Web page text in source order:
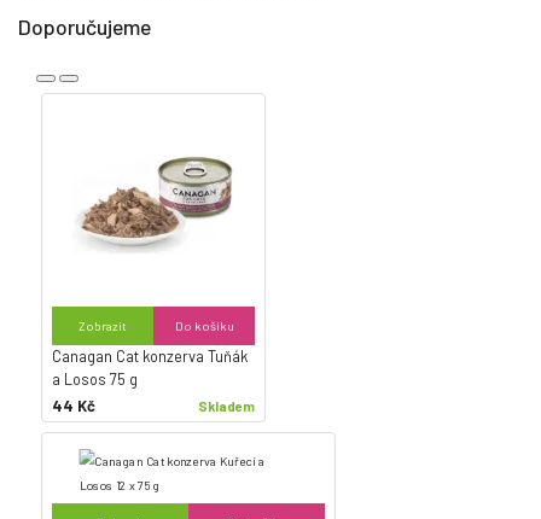
Doporučujeme
Zobrazit Do košíku
Canagan Cat konzerva Tuňák
a Losos 75 g
44 Kč
Skladem